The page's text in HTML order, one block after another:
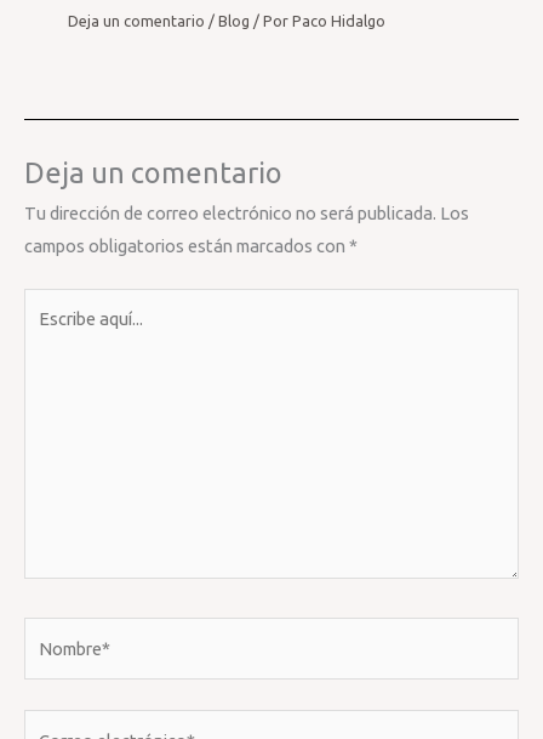
Deja un comentario /Blog / PorPaco Hidalgo
Deja un comentario
Tu dirección de correo electrónico no será publicada. Los
campos obligatorios están marcados con *